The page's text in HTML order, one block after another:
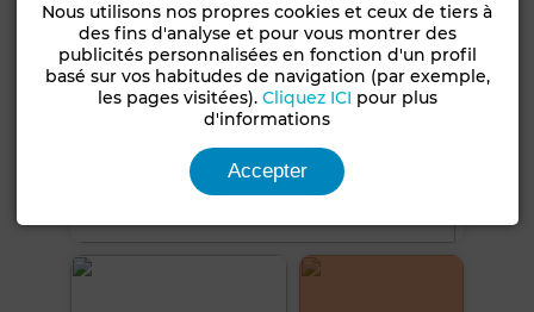
Nous utilisons nos propres cookies et ceux de tiers à
des fins d'analyse et pour vous montrer des
publicités personnalisées en fonction d'un profil
basé sur vos habitudes de navigation (par exemple,
les pages visitées). Cliquez ICI pour plus
d'informations
Accepter